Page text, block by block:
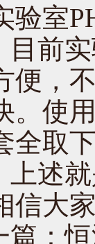
验室
实验
便，
。使
全取
就是
信大
篇：